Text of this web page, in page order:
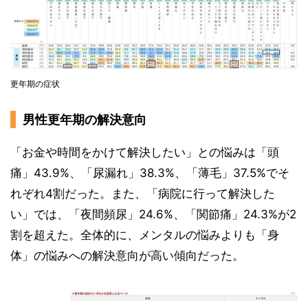
更年期の症状
男性更年期の解決意向
「お金や時間をかけて解決したい」との悩みは「頭
痛」43.9%、「尿漏れ」38.3%、「薄毛」37.5%でそ
れぞれ4割だった。また、「病院に行って解決した
い」では、「夜間頻尿」24.6%、「関節痛」24.3%が2
割を超えた。全体的に、メンタルの悩みよりも「身
体」の悩みへの解決意向が高い傾向だった。